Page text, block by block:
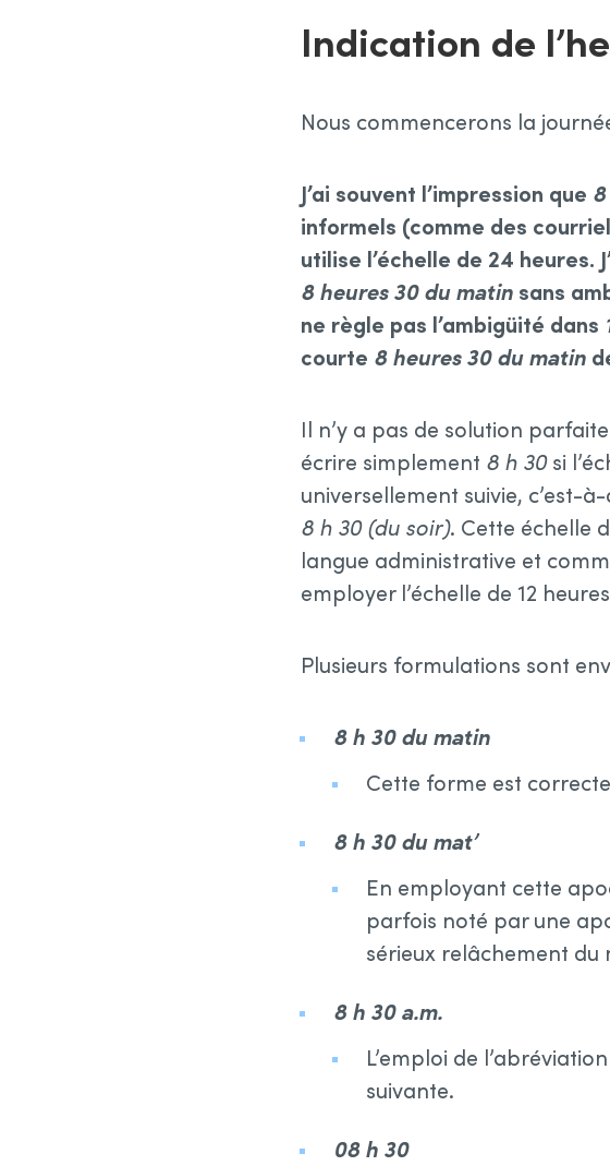
Indication de
Nous commencerons la
J’ai souvent l’impression que
informels (comme des
utilise l’échelle de 24 heures.
8 heures 30 du matin sans
ne règle pas l’ambigüité dans
courte 8 heures 30 du matin
Il n’y a pas de solution
écrire simplement 8 h 30si
universellement suivie, c’est-
8 h 30 (du soir). Cette échelle
langue administrative et
employer l’échelle de 12
Plusieurs formulations sont
8 h 30 du matin
Cette forme est
8 h 30 du mat’
En employant cette
parfois noté par une
sérieux relâchement du
8 h 30 a.m.
L’emploi de l’abréviation
suivante.
08 h 30